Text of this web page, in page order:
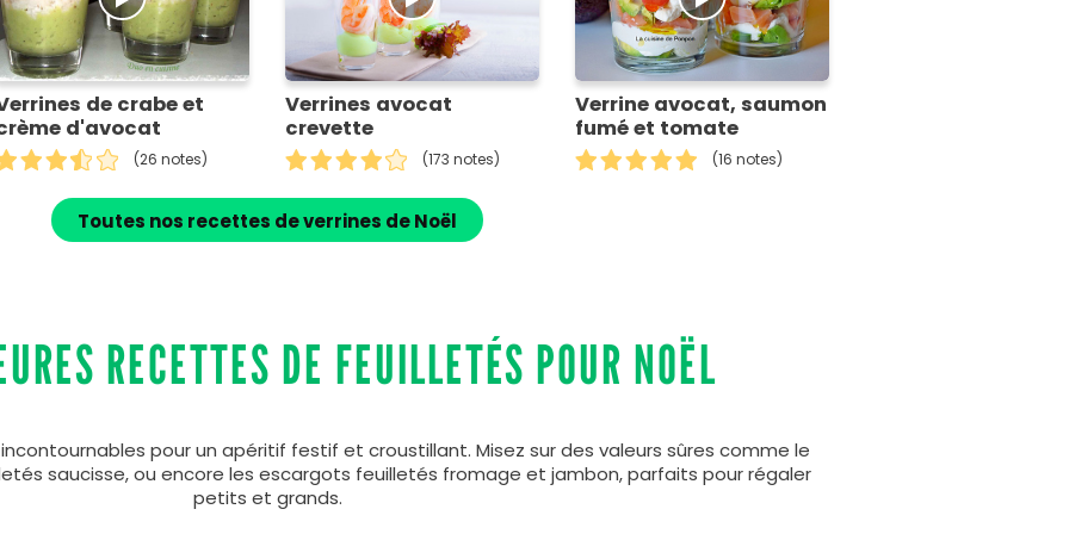
de crabe et
d'avocat
(26 notes)
Verrines avocat
crevette
(173 notes)
Verrine avocat, saumon
fumé et tomate
(16 notes)
Toutes nos recettes de verrines de Noël
RECETTES DE FEUILLETÉS POUR NOËL
pour un apéritif festif et croustillant. Misez sur des valeurs sûres comme le
saucisse, ou encore les escargots feuilletés fromage et jambon, parfaits pour régaler
petits et grands.